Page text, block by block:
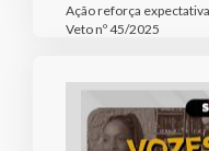
Ação reforça
Veto nº 45/2025